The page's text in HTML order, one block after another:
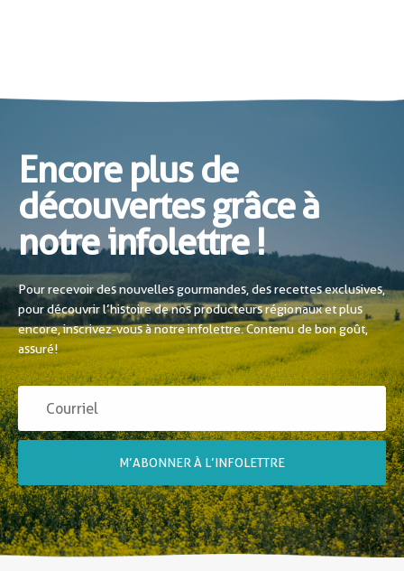
Encore plus de
découvertes grâce à
notre infolettre !
Pour recevoir des nouvelles gourmandes, des recettes exclusives,
pour découvrir l’histoire de nos producteurs régionaux et plus
encore, inscrivez-vous à notre infolettre. Contenu de bon goût,
assuré!
M’ABONNER À L’INFOLETTRE